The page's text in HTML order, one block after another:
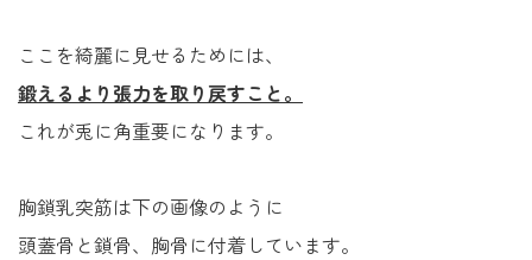
ここを綺麗に見せるためには、
鍛えるより張力を取り戻すこと。
これが兎に角重要になります。
胸鎖乳突筋は下の画像のように
頭蓋骨と鎖骨、胸骨に付着しています。